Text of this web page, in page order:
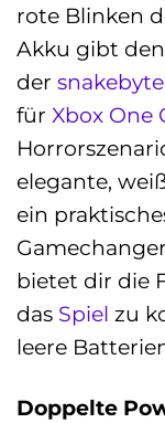
rote Blinken
Akku gibt
der snakebyte
für Xbox One
elegante,
ein
bietet dir die
das Spiel zu
leere
Doppelte